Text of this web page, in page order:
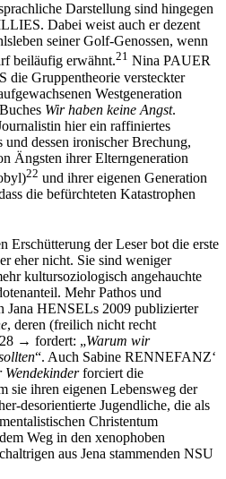
Darstellung sind hingegen
LLIES. Dabei weist auch er dezent
seiner Golf-Genossen, wenn
beiläufig erwähnt.21 Nina PAUER
die Gruppentheorie versteckter
Westgeneration
Wir haben keine Angst.
hier ein raffiniertes
und dessen ironischer Brechung,
Ängsten ihrer Elterngeneration
22 und ihrer eigenen Generation
die befürchteten Katastrophen
Erschütterung der Leser bot die erste
eher nicht. Sie sind weniger
kultursoziologisch angehauchte
Mehr Pathos und
Jana HENSELs 2009 publizierter
, deren (freilich nicht recht
→ fordert: „Warum wir
“. Auch Sabine RENNEFANZ‘
Wendekinderforciert die
sie ihren eigenen Lebensweg der
desorientierte Jugendliche, die als
Christentum
Weg in den xenophoben
aus Jena stammenden NSU